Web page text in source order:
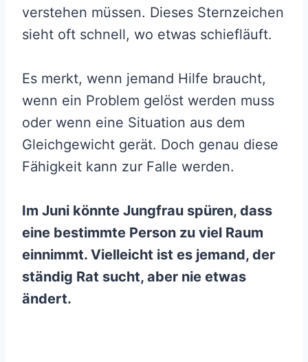
verstehen müssen. Dieses Sternzeichen
sieht oft schnell, wo etwas schiefläuft.
Es merkt, wenn jemand Hilfe braucht,
wenn ein Problem gelöst werden muss
oder wenn eine Situation aus dem
Gleichgewicht gerät. Doch genau diese
Fähigkeit kann zur Falle werden.
Im Juni könnte Jungfrau spüren, dass
eine bestimmte Person zu viel Raum
einnimmt. Vielleicht ist es jemand, der
ständig Rat sucht, aber nie etwas
ändert.